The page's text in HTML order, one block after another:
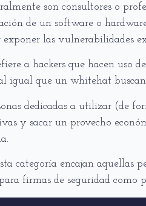
son consultores o
de un software o
las vulnerabilidades
a hackers que hacen uso
igual que un whitehat buscan
dedicadas a utilizar (de
y sacar un provecho
categoría encajan aquellas
firmas de seguridad como